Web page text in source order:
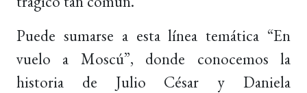
Puede sumarse a esta línea temática “En
vuelo a Moscú”, donde conocemos la
historia de Julio César y Daniela